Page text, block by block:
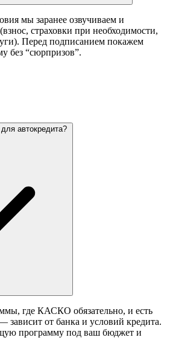
мы заранее озвучиваем и
страховки при необходимости,
Перед подписанием покажем
без “сюрпризов”.
автокредита?
где КАСКО обязательно, и есть
от банка и условий кредита.
программу под ваш бюджет и